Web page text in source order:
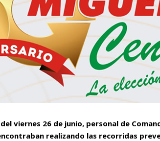
viernes 26 de junio, personal de
realizando las recorridas